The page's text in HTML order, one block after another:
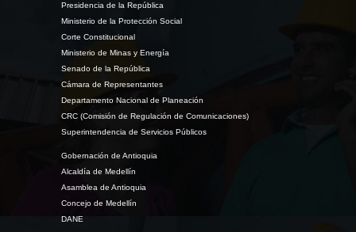
Presidencia de la República
Ministerio de la Protección Social
Corte Constitucional
Ministerio de Minas y Energía
Senado de la República
Cámara de Representantes
Departamento Nacional de Planeación
CRC (Comisión de Regulación de Comunicaciones)
Superintendencia de Servicios Públicos
Gobernación de Antioquia
Alcaldía de Medellín
Asamblea de Antioquia
Concejo de Medellín
DANE